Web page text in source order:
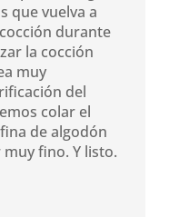
que vuelva a
durante
la cocción
muy
del
colar el
de algodón
fino. Y listo.